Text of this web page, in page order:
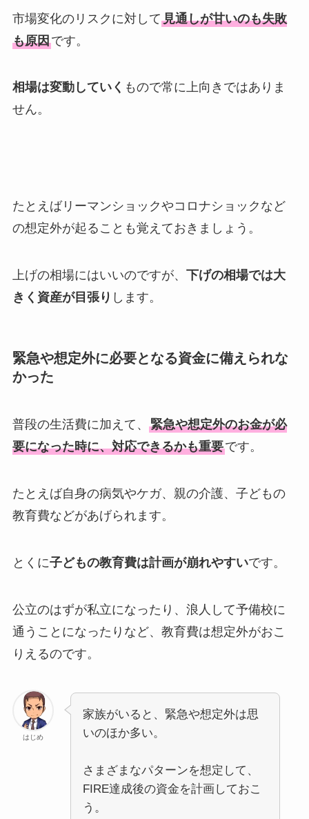
市場変化のリスクに対して見通しが甘いのも失敗
も原因です。
相場は変動していく もので常に上向きではありま
せん。
たとえばリーマンショックやコロナショックなど
の想定外が起ることも覚えておきましょう。
上げの相場にはいいのですが、 下げの相場では大
きく資産が目張り します。
緊急や想定外に必要となる資金に備えられな
かった
普段の生活費に加えて、 緊急や想定外のお金が必
要になった時に、対応できるかも重要です。
たとえば自身の病気やケガ、親の介護、子どもの
教育費などがあげられます。
とくに子どもの教育費は計画が崩れやすいです。
公立のはずが私立になったり、浪人して予備校に
通うことになったりなど、教育費は想定外がおこ
りえるのです。
はじめ
家族がいると、緊急や想定外は思
いのほか多い。
さまざまなパターンを想定して、
FIRE達成後の資金を計画しておこ
う。